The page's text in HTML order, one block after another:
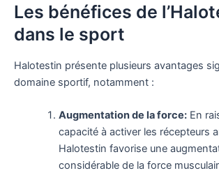
Les bénéfices de
dans le sport
Halotestin présente plusieurs avantages
domaine sportif, notamment :
Augmentation de la force:En
capacité à activer les récepteurs
Halotestin favorise une
considérable de la force